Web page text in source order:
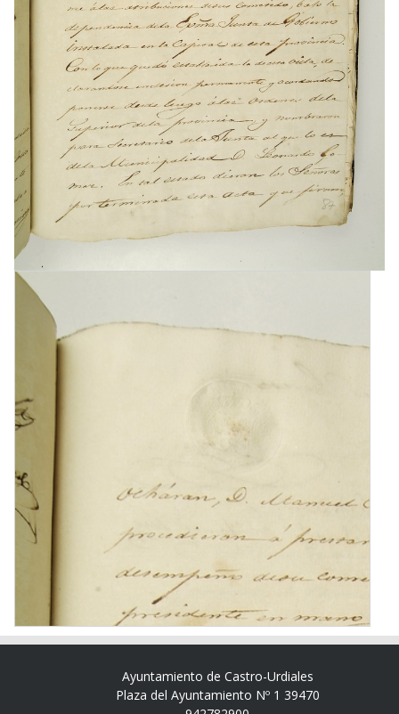
Ayuntamiento de Castro-Urdiales
Plaza del Ayuntamiento Nº 1 39470